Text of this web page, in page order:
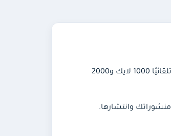
ترسل تلقائيًا 1000 لايك و2000
وانتشارها.